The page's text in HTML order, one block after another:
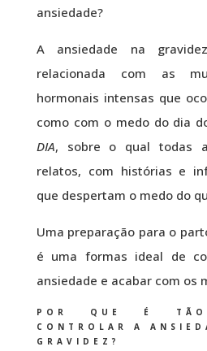
ansiedade?
A ansiedade na
relacionada com as
hormonais intensas que
como com o medo do dia
DIA, sobre o qual todas
relatos, com histórias e
que despertam o medo do
Uma preparação para o
é uma formas ideal de
ansiedade e acabar com os
POR QUE É TÃO
CONTROLAR A
GRAVIDEZ?